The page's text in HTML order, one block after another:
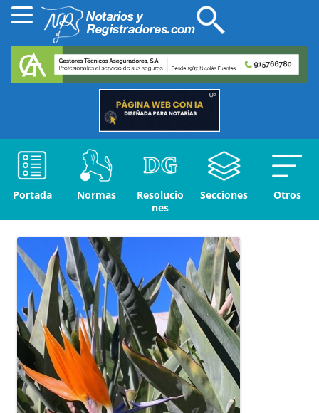
Portada Normas
Resolucio
nes
Secciones Otros